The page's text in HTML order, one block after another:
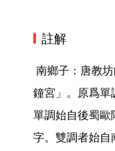
註解
鐘宮」。原爲單
單調始自後蜀
字。雙調者始